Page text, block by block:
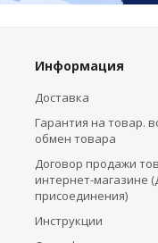
Информация
Доставка
Гарантия на товар.
обмен товара
Договор продажи
интернет-магазине
присоединения)
Инструкции